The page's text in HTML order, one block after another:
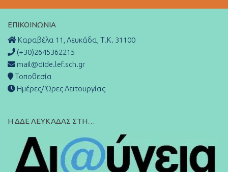
ΕΠΙΚΟΙΝΩΝΊΑ
Καραβέλα 11, Λευκάδα, Τ.Κ. 31100
(+30)2645362215
mail@dide.lef.sch.gr
Τοποθεσία
Ημέρες/ Ώρες Λειτουργίας
Η ΔΔΕ ΛΕΥΚΑΔΑΣ ΣΤΗ…